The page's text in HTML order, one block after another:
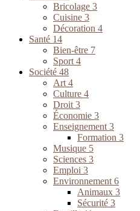
Bricolage 3
Cuisine 3
Décoration 4
Santé 14
Bien-être 7
Sport 4
Société 48
Art 4
Culture 4
Droit 3
Économie 3
Enseignement 3
Formation 3
Musique 5
Sciences 3
Emploi 3
Environnement 6
Animaux 3
Sécurité 3